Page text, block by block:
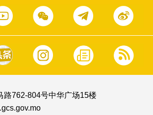
路762-804号中华广场15楼